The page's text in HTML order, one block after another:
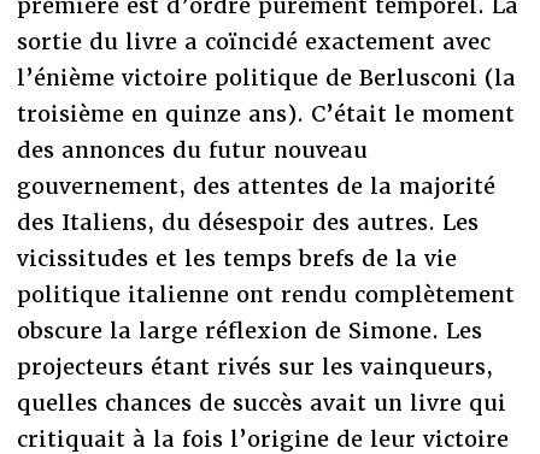
sortie du livre a coïncidé exactement avec
l’énième victoire politique de Berlusconi (la
troisième en quinze ans). C’était le moment
des annonces du futur nouveau
gouvernement, des attentes de la majorité
des Italiens, du désespoir des autres. Les
vicissitudes et les temps brefs de la vie
politique italienne ont rendu complètement
obscure la large réflexion de Simone. Les
projecteurs étant rivés sur les vainqueurs,
quelles chances de succès avait un livre qui
critiquait à la fois l’origine de leur victoire